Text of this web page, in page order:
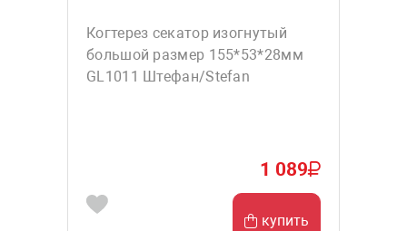
Когтерез секатор изогнутый
большой размер 155*53*28мм
GL1011 Штефан/Stefan
1 089
купить